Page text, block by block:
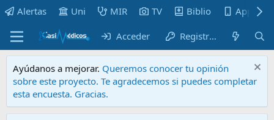
Alertas Uni MIR TV Biblio Apps
Acceder Registrarse
Ayúdanos a mejorar. Queremos conocer tu opinión
sobre este proyecto. Te agradecemos si puedes completar
esta encuesta. Gracias.